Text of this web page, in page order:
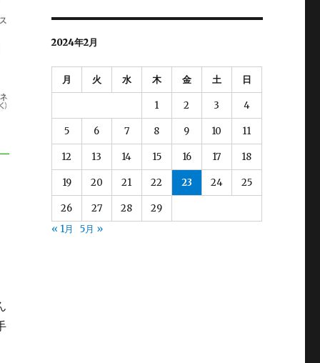
2024年2月
月 火 水 木 金 土 日
1 2 3 4
5 6 7 8 9 10 11
12 13 14 15 16 17 18
19 20 21 22 23 24 25
26 27 28
29
« 1月
5月 »